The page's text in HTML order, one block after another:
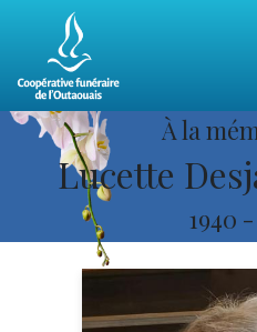
À la
Lucette
1940 -